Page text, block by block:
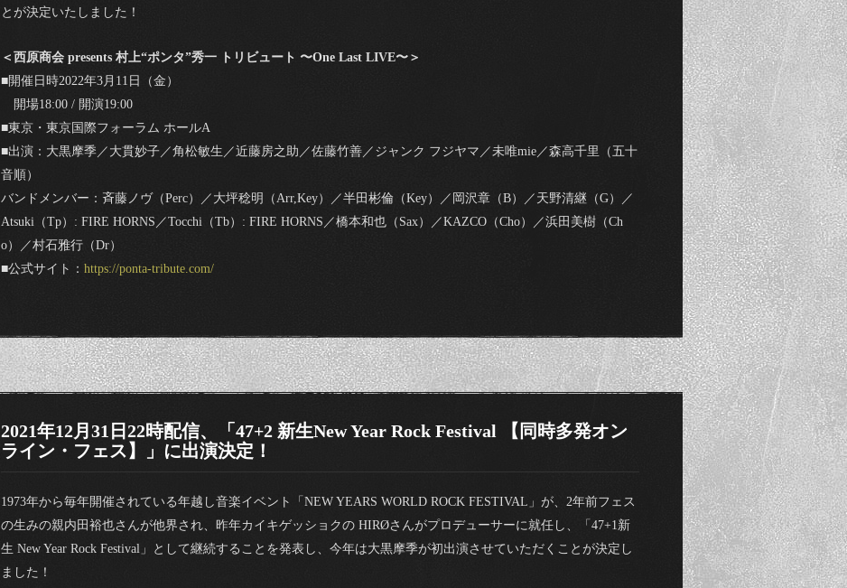
とが決定いたしました！
＜西原商会 presents 村上“ポンタ”秀一 トリビュート 〜One Last LIVE〜＞
■開催日時2022年3月11日（金）
開場18:00 / 開演19:00
■東京・東京国際フォーラム ホールA
■出演：大黒摩季／大貫妙子／角松敏生／近藤房之助／佐藤竹善／ジャンク フジヤマ／未唯mie／森高千里（五十
音順）
バンドメンバー：斉藤ノヴ（Perc）／大坪稔明（Arr,Key）／半田彬倫（Key）／岡沢章（B）／天野清継（G）／
Atsuki（Tp）: FIRE HORNS／Tocchi（Tb）: FIRE HORNS／橋本和也（Sax）／KAZCO（Cho）／浜田美樹（Ch
o）／村石雅行（Dr）
■公式サイト：https://ponta-tribute.com/
2021年12月31日22時配信、「47+2 新生New Year Rock Festival 【同時多発オン
ライン・フェス】」に出演決定！
1973年から毎年開催されている年越し音楽イベント「NEW YEARS WORLD ROCK FESTIVAL」が、2年前フェス
の生みの親内田裕也さんが他界され、昨年カイキゲッショクの HIRØさんがプロデューサーに就任し、「47+1新
生 New Year Rock Festival」として継続することを発表し、今年は大黒摩季が初出演させていただくことが決定し
ました！